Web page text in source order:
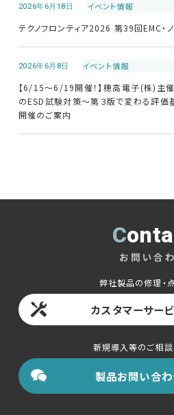
2026年6月18日 イベント情報
テクノフロンティア2026 第39回EMC・
2026年6月8日 イベント情報
【6/15～6/19開催！】穂高電子(株)主催
のESD試験対策～第３版で変わる評価
開催のご案内
お問い合
弊社製品の修理・
カスタマーサー
新規導入等のご相談
製品お問い合わ